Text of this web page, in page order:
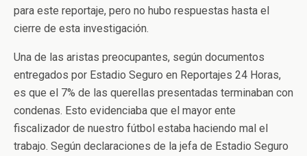
para este reportaje, pero no hubo respuestas hasta el
cierre de esta investigación.
Una de las aristas preocupantes, según documentos
entregados por Estadio Seguro en Reportajes 24 Horas,
es que el 7% de las querellas presentadas terminaban con
condenas. Esto evidenciaba que el mayor ente
fiscalizador de nuestro fútbol estaba haciendo mal el
trabajo. Según declaraciones de la jefa de Estadio Seguro